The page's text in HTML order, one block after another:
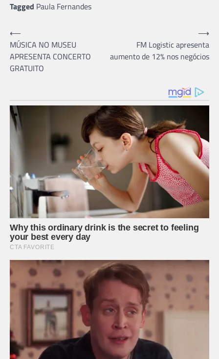
Tagged Paula Fernandes
Navegação
de
Post
⟵
MÚSICA NO MUSEU
APRESENTA CONCERTO
GRATUITO
FM Logistic apresenta
aumento de 12% nos negócios
⟶